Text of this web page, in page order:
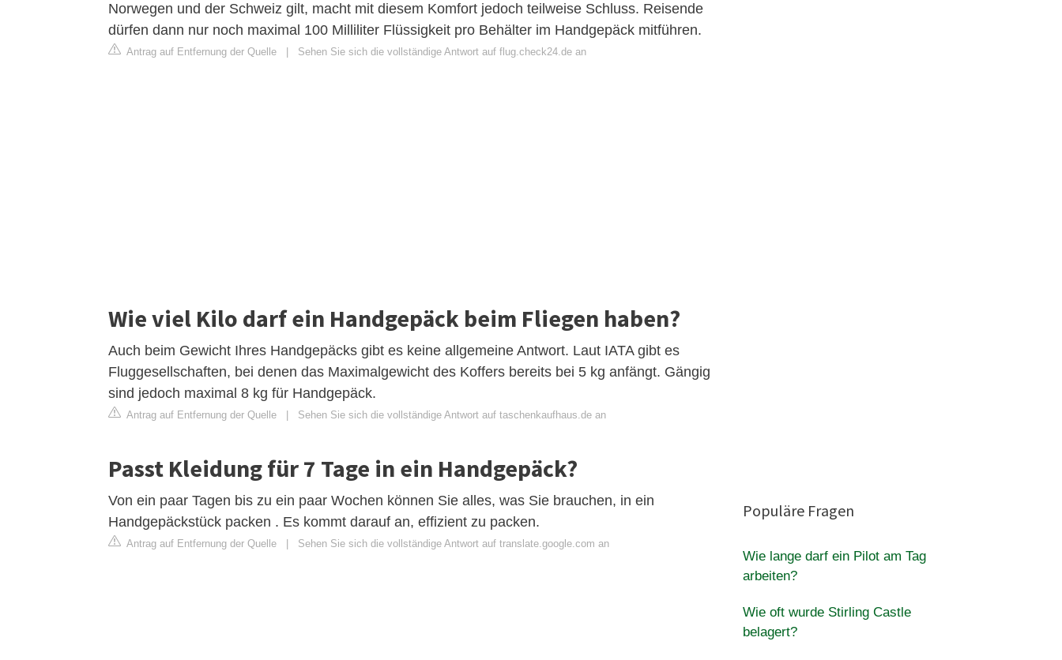
Norwegen und der Schweiz gilt, macht mit diesem Komfort jedoch teilweise Schluss. Reisende
dürfen dann nur noch maximal 100 Milliliter Flüssigkeit pro Behälter im Handgepäck mitführen.
Antrag auf Entfernung der Quelle Sehen Sie sich die vollständige Antwort auf flug.check24.de an
Wie viel Kilo darf ein Handgepäck beim Fliegen haben?
Auch beim Gewicht Ihres Handgepäcks gibt es keine allgemeine Antwort. Laut IATA gibt es
Fluggesellschaften, bei denen das Maximalgewicht des Koffers bereits bei 5 kg anfängt. Gängig
sind jedoch maximal 8 kg für Handgepäck.
Antrag auf Entfernung der Quelle Sehen Sie sich die vollständige Antwort auf taschenkaufhaus.de an
Passt Kleidung für 7 Tage in ein Handgepäck?
Von ein paar Tagen bis zu ein paar Wochen können Sie alles, was Sie brauchen, in ein
Handgepäckstück packen . Es kommt darauf an, effizient zu packen.
Antrag auf Entfernung der Quelle Sehen Sie sich die vollständige Antwort auf translate.google.com an
Populäre Fragen
Wie lange darf ein Pilot am Tag
arbeiten?
Wie oft wurde Stirling Castle
belagert?